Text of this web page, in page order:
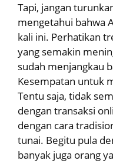
Tapi, jangan
mengetahui bahwa
kali ini. Perhatikan
yang semakin
sudah menjangkau
Kesempatan untuk
Tentu saja, tidak
dengan transaksi
dengan cara
tunai. Begitu pula
banyak juga orang